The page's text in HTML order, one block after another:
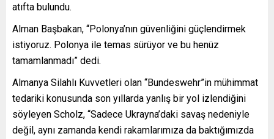
atıfta bulundu.
Alman Başbakan, “Polonya’nın güvenliğini güçlendirmek
istiyoruz. Polonya ile temas sürüyor ve bu henüz
tamamlanmadı” dedi.
Almanya Silahlı Kuvvetleri olan “Bundeswehr”in mühimmat
tedariki konusunda son yıllarda yanlış bir yol izlendiğini
söyleyen Scholz, “Sadece Ukrayna’daki savaş nedeniyle
değil, aynı zamanda kendi rakamlarımıza da baktığımızda